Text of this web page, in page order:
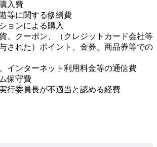
入費
等に関する修繕費
ョンによる購入
、クーポン、（クレジットカード会社等
された）ポイント、金券、商品券等での
インターネット利用料金等の通信費
保守費
行委員長が不適当と認める経費